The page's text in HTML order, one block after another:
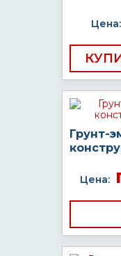
Цена:
Грунт-
Цена: